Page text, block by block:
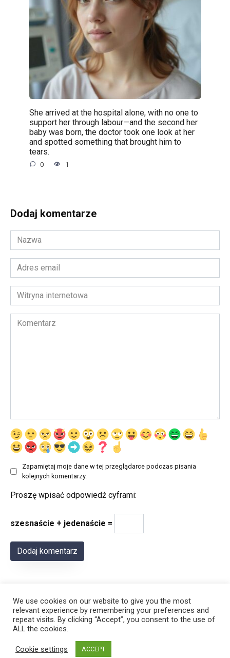
She arrived at the hospital alone, with no one to
support her through labour—and the second her
baby was born, the doctor took one look at her
and spotted something that brought him to
tears.
0 1
Dodaj komentarze
Nazwa
*
Adres
email
*Witryna
internetowa
Komentarz
Zapamiętaj moje dane w tej przeglądarce podczas pisania
kolejnych komentarzy.
Proszę wpisać odpowiedź cyframi:
szesnaście + jedenaście =
We use cookies on our website to give you the most
relevant experience by remembering your preferences and
repeat visits. By clicking “Accept”, you consent to the use of
ALL the cookies.
Cookie settings ACCEPT